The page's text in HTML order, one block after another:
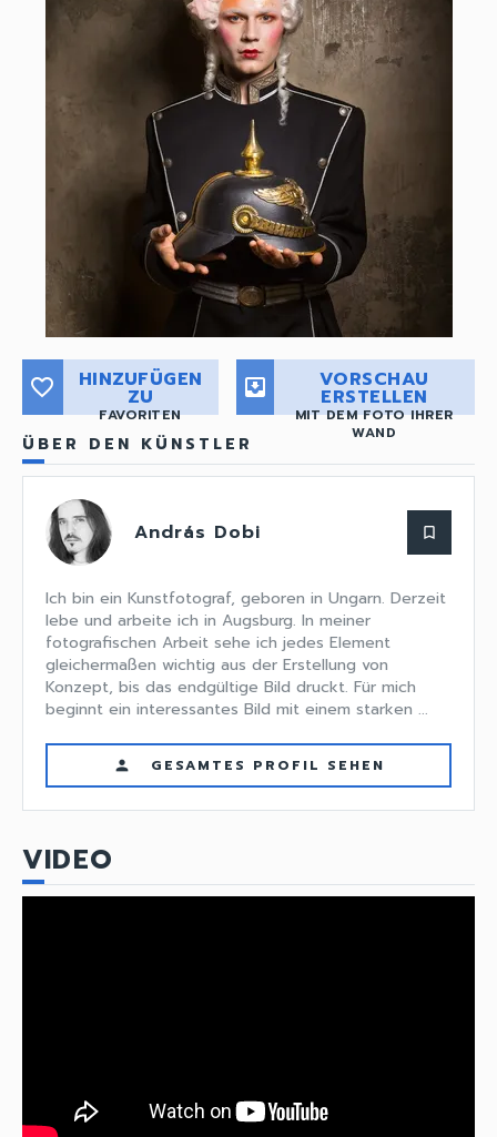
favorite_border HINZUFÜGEN
ZU
FAVORITEN
move_to_inbox VORSCHAU
ERSTELLEN
MIT DEM FOTO IHRER
WAND
ÜBER DEN KÜNSTLER
András Dobi bookmark_border
Ich bin ein Kunstfotograf, geboren in Ungarn. Derzeit
lebe und arbeite ich in Augsburg. In meiner
fotografischen Arbeit sehe ich jedes Element
gleichermaßen wichtig aus der Erstellung von
Konzept, bis das endgültige Bild druckt. Für mich
beginnt ein interessantes Bild mit einem starken ...
person GESAMTES PROFIL SEHEN
VIDEO